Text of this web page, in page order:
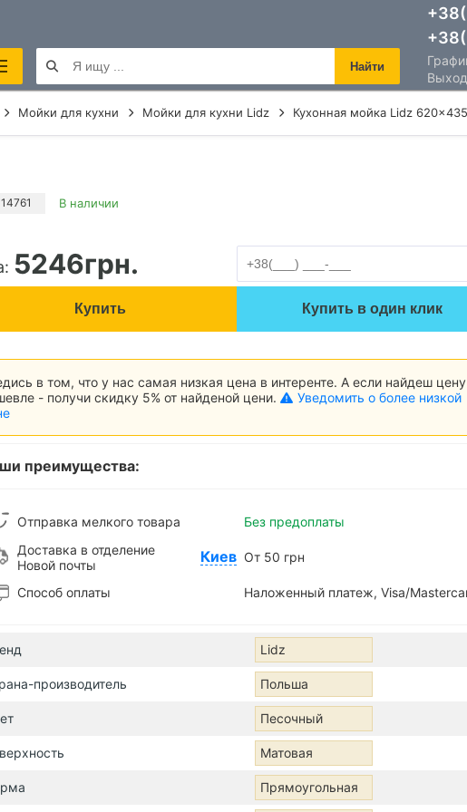
Найти
Мойки для кухни Мойки для кухни Lidz Кухонная мойка Lidz
В наличии
5246грн.
Купить Купить в один клик
в том, что у нас самая низкая цена в интеренте. А если найдеш цену
- получи скидку 5% от найденой цени.
Уведомить о более низкой
преимущества:
Отправка мелкого товара
Без предоплаты
Доставка в отделение
Новой почты
Киев От 50 грн
Способ оплаты Наложенный платеж, Visa/
Lidz
производитель Польша
Песочный
Матовая
Прямоугольная